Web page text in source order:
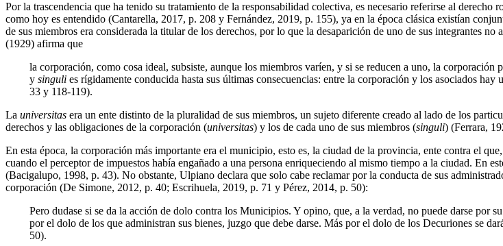
Por la trascendencia que ha tenido su tratamiento de la responsabilidad colectiva, es necesario referirse al
como hoy es entendido (Cantarella, 2017, p. 208 y Fernández, 2019, p. 155), ya en la época clásica existían
de sus miembros era considerada la titular de los derechos, por lo que la desaparición de uno de sus integrantes
(1929) afirma que
la corporación, como cosa ideal, subsiste, aunque los miembros varíen, y si se reducen a uno, la
y singuli es rígidamente conducida hasta sus últimas consecuencias: entre la corporación y los asociados
33 y 118-119).
La universitas era un ente distinto de la pluralidad de sus miembros, un sujeto diferente creado al lado de los
derechos y las obligaciones de la corporación (universitas) y los de cada uno de sus miembros (singuli) (Ferrara,
En esta época, la corporación más importante era el municipio, esto es, la ciudad de la provincia, ente contra el
cuando el perceptor de impuestos había engañado a una persona enriqueciendo al mismo tiempo a la ciudad. En
(Bacigalupo, 1998, p. 43). No obstante, Ulpiano declara que solo cabe reclamar por la conducta de sus
corporación (De Simone, 2012, p. 40; Escrihuela, 2019, p. 71 y Pérez, 2014, p. 50):
Pero dudase si se da la acción de dolo contra los Municipios. Y opino, que, a la verdad, no puede darse por
por el dolo de los que administran sus bienes, juzgo que debe darse. Más por el dolo de los Decuriones se
50).